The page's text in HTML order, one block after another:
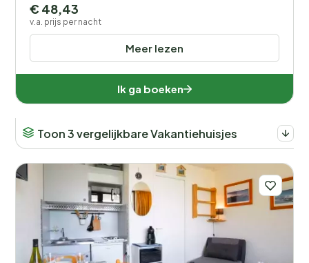
Meer lezen
€ 48,43
v.a. prijs per nacht
Ik ga boeken
Toon 3 vergelijkbare Vakantiehuisjes